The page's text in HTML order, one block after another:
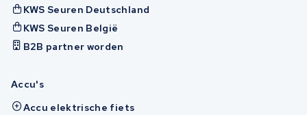
KWS Seuren Deutschland
KWS Seuren België
B2B partner worden
Accu's
Accu elektrische fiets